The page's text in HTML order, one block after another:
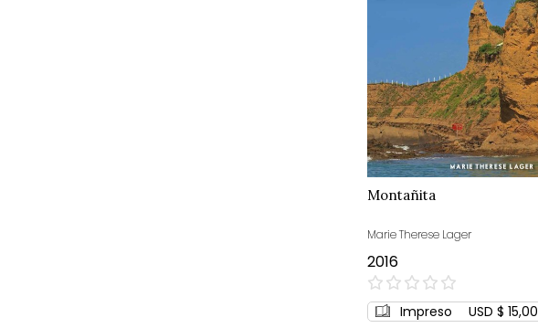
Montañita
Marie Therese Lager
2016
0%
Impreso USD $ 15,00